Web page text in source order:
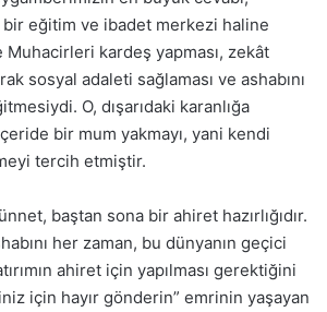
eğitim ve ibadet merkezi haline
kardeş yapması, zekât
sosyal adaleti sağlaması ve ashabını
O, dışarıdaki karanlığa
bir mum yakmayı, yani kendi
tercih etmiştir.
baştan sona bir ahiret hazırlığıdır.
her zaman, bu dünyanın geçici
ahiret için yapılması gerektiğini
için hayır gönderin” emrinin yaşayan